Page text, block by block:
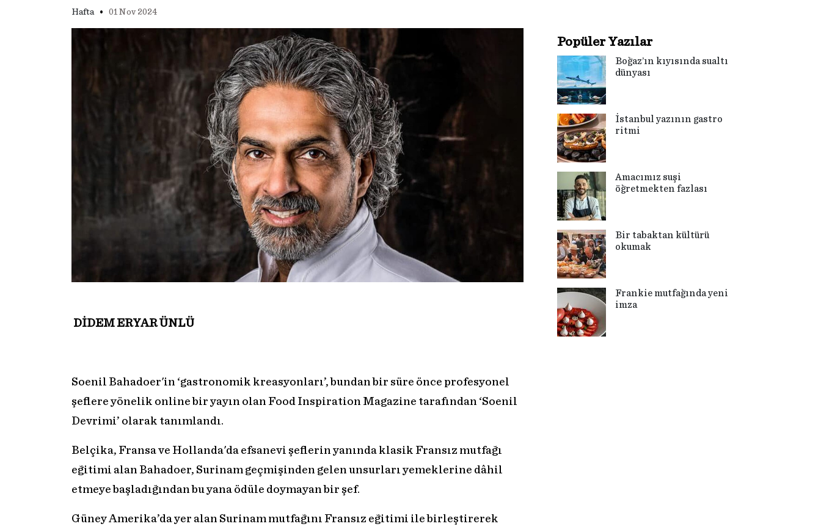
Hafta • 01 Nov 2024
DİDEM ERYAR ÜNLÜ
Soenil Bahadoer'in ‘gastronomik kreasyonları’, bundan bir süre önce profesyonel
şeflere yönelik online bir yayın olan Food Inspiration Magazine tarafından ‘Soenil
Devrimi’ olarak tanımlandı.
Belçika, Fransa ve Hollanda'da efsanevi şeflerin yanında klasik Fransız mutfağı
eğitimi alan Bahadoer, Surinam geçmişinden gelen unsurları yemeklerine dâhil
etmeye başladığından bu yana ödüle doymayan bir şef.
Güney Amerika’da yer alan Surinam mutfağını Fransız eğitimi ile birleştirerek
Popüler Yazılar
Boğaz’ın kıyısında sualtı
dünyası
İstanbul yazının gastro
ritmi
Amacımız suşi
öğretmekten fazlası
Bir tabaktan kültürü
okumak
Frankie mutfağında yeni
imza